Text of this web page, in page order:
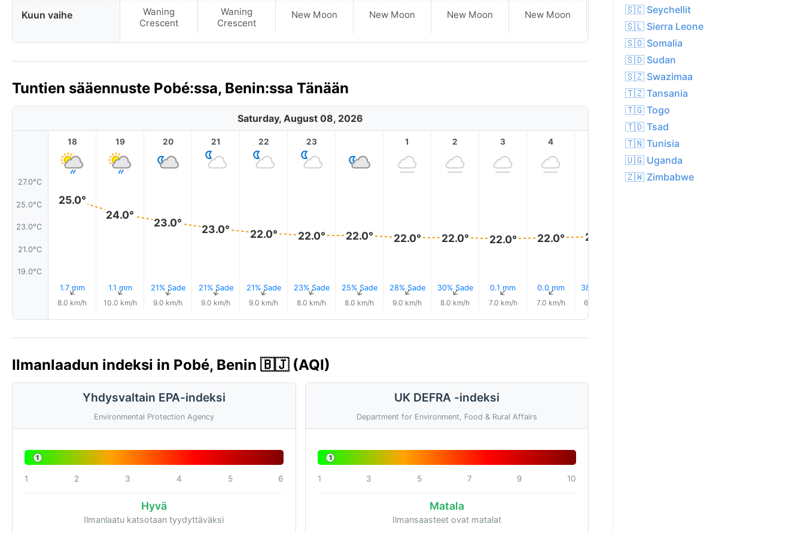
Kuun vaihe
Waning
Crescent
Waning
Crescent
New Moon New Moon New Moon New Moon
Waxing
Crescent
Tuntien sääennuste Pobé:ssa, Benin:ssa Tänään
Saturday, August 08, 2026
27.0°C
25.0°C
23.0°C
21.0°C
19.0°C
18
25.0°
1.7 mm
↑
8.0 km/h
19
24.0°
1.1 mm
↑
10.0 km/h
20
23.0°
21% Sade
↑
9.0 km/h
21
23.0°
21% Sade
↑
9.0 km/h
22
22.0°
21% Sade
↑
9.0 km/h
23
22.0°
23% Sade
↑
8.0 km/h
22.0°
25% Sade
↑
8.0 km/h
1
22.0°
28% Sade
↑
9.0 km/h
2
22.0°
30% Sade
↑
8.0 km/h
3
22.0°
0.1 mm
↑
7.0 km/h
4
22.0°
0.0 mm
↑
7.0 km/h
22.0°
38% Sade
6.0 km/h
6
Ilmanlaadun indeksi in Pobé, Benin 🇧🇯 (AQI)
Yhdysvaltain EPA-indeksi
Environmental Protection Agency
1
1 2 3 4 5 6
Hyvä
Ilmanlaatu katsotaan tyydyttäväksi
UK DEFRA -indeksi
Department for Environment, Food & Rural Affairs
1
1 3 5 7 9 10
Matala
Ilmansaasteet ovat matalat
🇸🇨 Seychellit
🇸🇱 Sierra Leone
🇸🇴 Somalia
🇸🇩 Sudan
🇸🇿 Swazimaa
🇹🇿 Tansania
🇹🇬 Togo
🇹🇩 Tsad
🇹🇳 Tunisia
🇺🇬 Uganda
🇿🇼 Zimbabwe